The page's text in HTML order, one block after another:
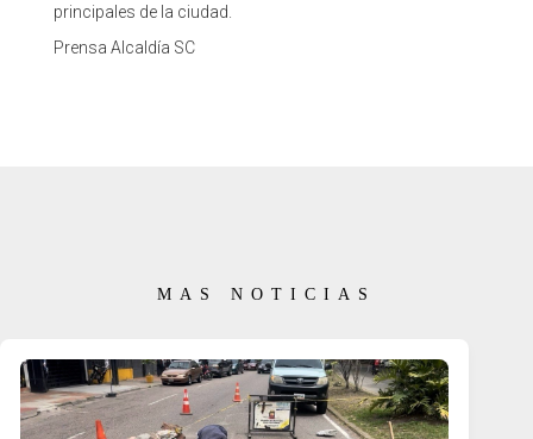
principales de la ciudad.
Prensa Alcaldía SC
MAS NOTICIAS